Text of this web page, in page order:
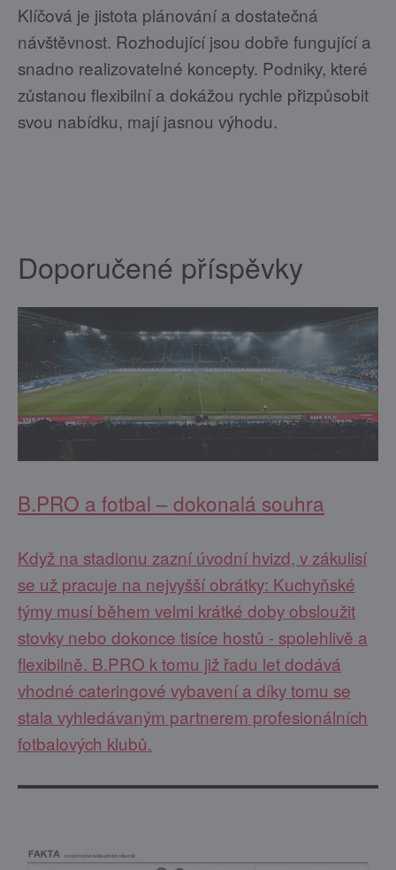
Klíčová je jistota plánování a dostatečná
návštěvnost. Rozhodující jsou dobře fungující a
snadno realizovatelné koncepty. Podniky, které
zůstanou flexibilní a dokážou rychle přizpůsobit
svou nabídku, mají jasnou výhodu.
Doporučené příspěvky
B.PRO a fotbal – dokonalá souhra
Když na stadionu zazní úvodní hvizd, v zákulisí
se už pracuje na nejvyšší obrátky: Kuchyňské
týmy musí během velmi krátké doby obsloužit
stovky nebo dokonce tisíce hostů - spolehlivě a
flexibilně. B.PRO k tomu již řadu let dodává
vhodné cateringové vybavení a díky tomu se
stala vyhledávaným partnerem profesionálních
fotbalových klubů.